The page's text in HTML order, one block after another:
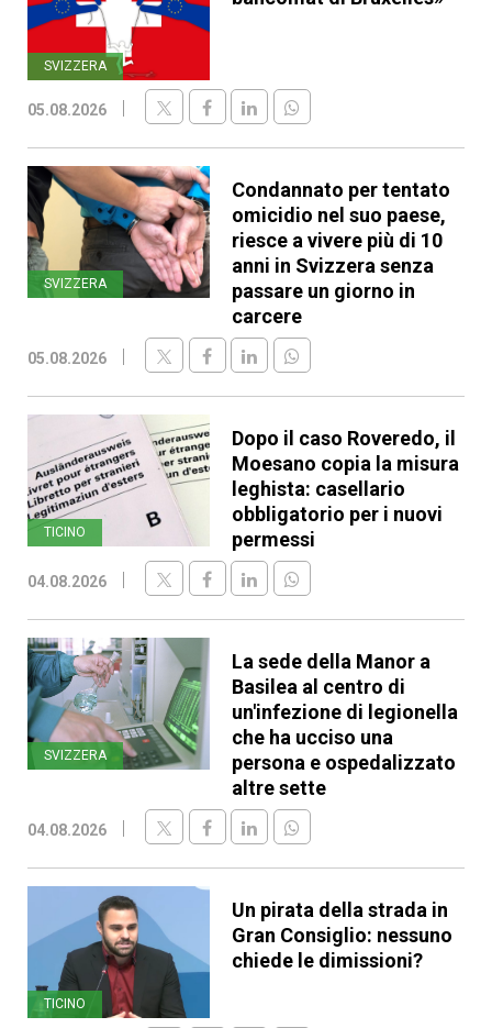
SVIZZERA
05.08.2026
SVIZZERA
Condannato per tentato
omicidio nel suo paese,
riesce a vivere più di 10
anni in Svizzera senza
passare un giorno in
carcere
05.08.2026
TICINO
Dopo il caso Roveredo, il
Moesano copia la misura
leghista: casellario
obbligatorio per i nuovi
permessi
04.08.2026
SVIZZERA
La sede della Manor a
Basilea al centro di
un'infezione di legionella
che ha ucciso una
persona e ospedalizzato
altre sette
04.08.2026
TICINO
Un pirata della strada in
Gran Consiglio: nessuno
chiede le dimissioni?